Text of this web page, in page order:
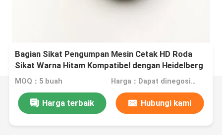
Bagian Sikat Pengumpan Mesin Cetak HD Roda
Sikat Warna Hitam Kompatibel dengan Heidelberg
MOQ：5 buah Harga：Dapat dinegosiasikan
Harga terbaik Hubungi kami